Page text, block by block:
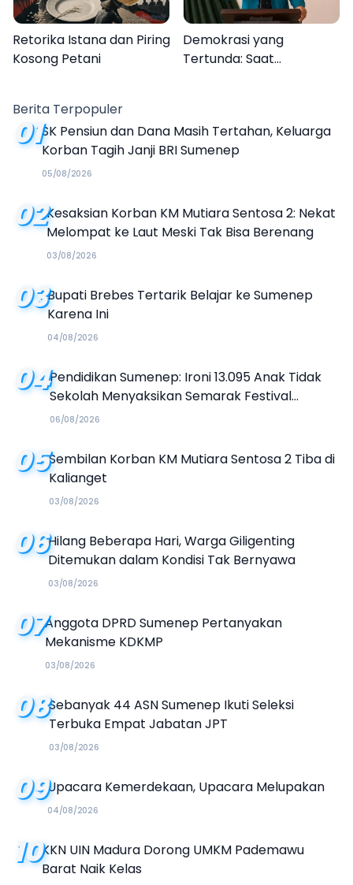
Retorika Istana dan Piring
Kosong Petani
Demokrasi yang
Tertunda: Saat
Berita Terpopuler
01SK Pensiun dan Dana Masih Tertahan, Keluarga
Korban Tagih Janji BRI Sumenep
05/08/2026
02Kesaksian Korban KM Mutiara Sentosa 2: Nekat
Melompat ke Laut Meski Tak Bisa Berenang
03/08/2026
03Bupati Brebes Tertarik Belajar ke Sumenep
Karena Ini
04/08/2026
04Pendidikan Sumenep: Ironi 13.095 Anak Tidak
Sekolah Menyaksikan Semarak Festival
Kalender Event 2026
06/08/2026
05Sembilan Korban KM Mutiara Sentosa 2 Tiba di
Kalianget
03/08/2026
06Hilang Beberapa Hari, Warga Giligenting
Ditemukan dalam Kondisi Tak Bernyawa
03/08/2026
07Anggota DPRD Sumenep Pertanyakan
Mekanisme KDKMP
03/08/2026
08Sebanyak 44 ASN Sumenep Ikuti Seleksi
Terbuka Empat Jabatan JPT
03/08/2026
09Upacara Kemerdekaan, Upacara Melupakan
04/08/2026
10KKN UIN Madura Dorong UMKM Pademawu
Barat Naik Kelas